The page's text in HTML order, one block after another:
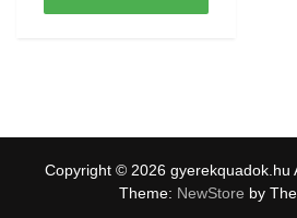
Copyright © 2026 gyerekquadok.hu
Theme: NewStore by